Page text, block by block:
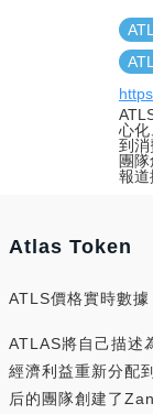
心化
到消
團
報道
Atlas Token
ATLS價格實時數據
ATLAS將自己描述
經濟利益重新分配
后的團隊創建了